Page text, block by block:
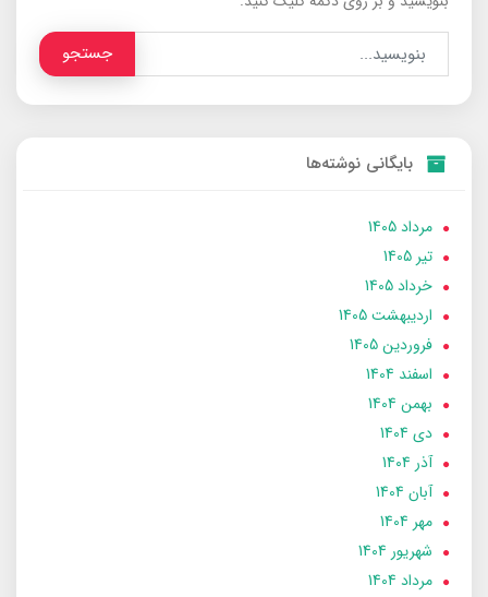
جستجو
بایگانی نوشته‌ها
مرداد 1405
تير 1405
خرداد 1405
ارديبهشت 1405
فروردین 1405
اسفند 1404
بهمن 1404
دی 1404
آذر 1404
آبان 1404
مهر 1404
شهریور 1404
مرداد 1404